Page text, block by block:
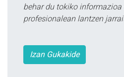
behar du tokiko
profesionalean lantzen
Izan Gukakide